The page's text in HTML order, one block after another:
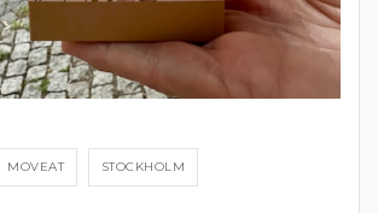
MOVEAT STOCKHOLM